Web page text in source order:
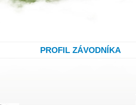
PROFIL ZÁVODNÍKA